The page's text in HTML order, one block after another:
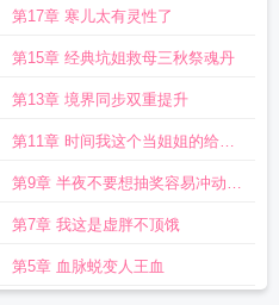
下
第17章 寒儿太有灵性了
第15章 经典坑姐救母三秋祭魂丹
第13章 境界同步双重提升
第11章 时间我这个当姐姐的给他
们争取
第9章 半夜不要想抽奖容易冲动上
头
第7章 我这是虚胖不顶饿
第5章 血脉蜕变人王血